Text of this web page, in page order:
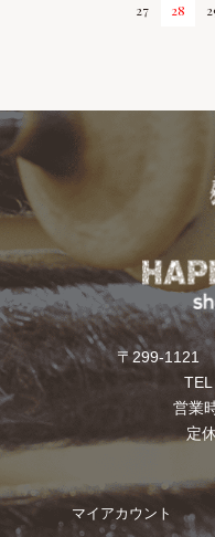
27
28
〒299-1121
営業
定
マイアカウント